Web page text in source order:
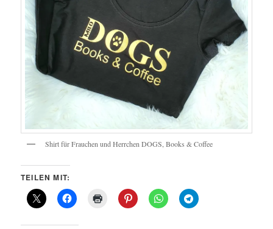
Shirt für Frauchen und Herrchen DOGS, Books & Coffee
TEILEN MIT: